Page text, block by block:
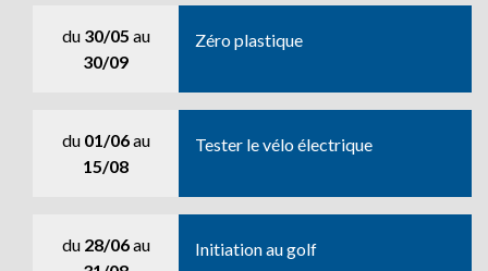
du 30/05 au
30/09
Zéro plastique
du 01/06au
15/08
Tester le vélo électrique
du 28/06au
Initiation au golf